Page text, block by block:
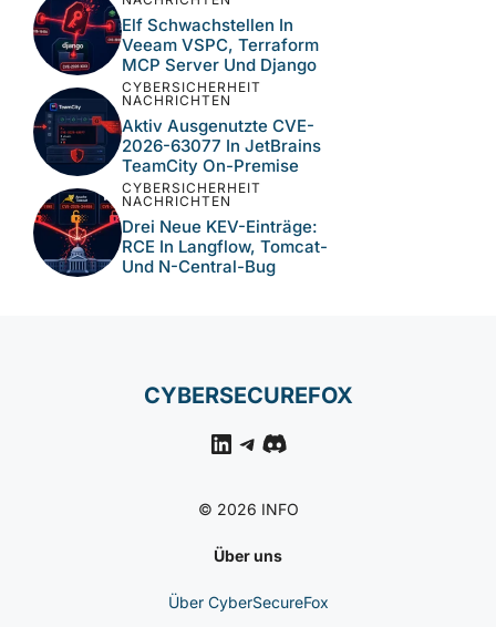
Elf Schwachstellen In
Veeam VSPC, Terraform
MCP Server Und Django
CYBERSICHERHEIT
NACHRICHTEN
Aktiv Ausgenutzte CVE-
2026-63077 In JetBrains
TeamCity On-Premise
CYBERSICHERHEIT
NACHRICHTEN
Drei Neue KEV-Einträge:
RCE In Langflow, Tomcat-
Und N-Central-Bug
CYBERSECUREFOX
LinkedIn
Telegram
Discord
© 2026 INFO
Über uns
Über CyberSecureFox